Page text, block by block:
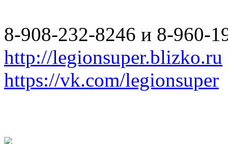
8-908-232-8246 и 8-960-
http://legionsuper.blizko.ru
https://vk.com/legionsuper